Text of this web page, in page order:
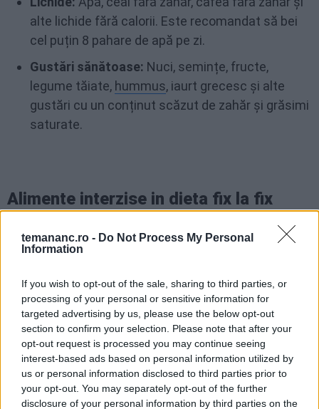
temananc.ro - Do Not Process My Personal
Information
If you wish to opt-out of the sale, sharing to third parties, or
processing of your personal or sensitive information for
targeted advertising by us, please use the below opt-out
section to confirm your selection. Please note that after your
opt-out request is processed you may continue seeing
interest-based ads based on personal information utilized by
us or personal information disclosed to third parties prior to
your opt-out. You may separately opt-out of the further
disclosure of your personal information by third parties on the
alte lichide fără calorii. Este recomandat să bei
cel puțin 8 pahare de apă pe zi.
Gustări sănătoase: Nuci, semințe, fructe,
legume tăiate, hummus, iaurt grecesc și alte
gustări cu un conținut scăzut de zahăr și grăsimi
saturate.
Alimente interzise in dieta fix la fix
Limitează consumul unor tipuri de alimente, în
special cele care sunt procesate sau conțin cantități
carbohidrați rafinați. Iată o listă de alimente care ar
trebui să fie limitate sau evitate:
Alimente procesate: Alimentele precum
chipsuri, biscuiți, produse de patiserie, mese gata
preparate și alte alimente procesate sunt
adesea pline de zaharuri adăugate, grăsimi